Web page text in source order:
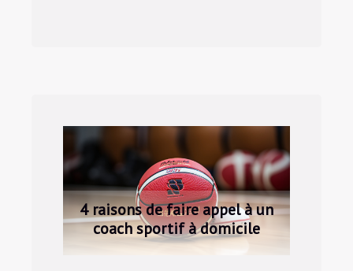
4 raisons de faire appel à un
coach sportif à domicile